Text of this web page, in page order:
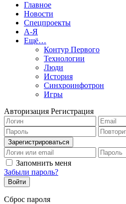
Главное
Новости
Спецпроекты
А-Я
Ещё…
Контур Первого
Технологии
Люди
История
Синхроинфотрон
Игры
Авторизация Регистрация
Запомнить меня
Забыли пароль?
Сброс пароля